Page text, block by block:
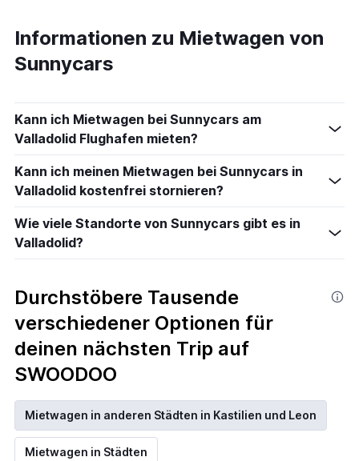
Informationen zu Mietwagen von
Sunnycars
Kann ich Mietwagen bei Sunnycars am
Valladolid Flughafen mieten?
Kann ich meinen Mietwagen bei Sunnycars in
Valladolid kostenfrei stornieren?
Wie viele Standorte von Sunnycars gibt es in
Valladolid?
Durchstöbere Tausende
verschiedener Optionen für
deinen nächsten Trip auf
SWOODOO
Mietwagen in anderen Städten in Kastilien und Leon
Mietwagen in Städten